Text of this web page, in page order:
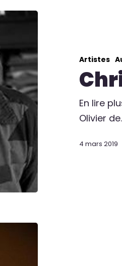
Artistes
En lire
Olivier
4 mars 2019